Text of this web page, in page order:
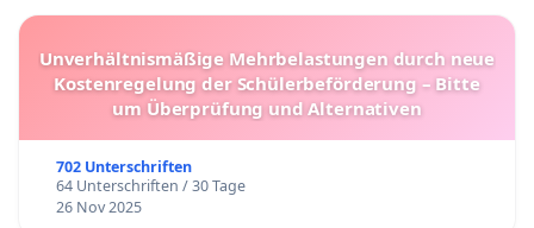
Unverhältnismäßige Mehrbelastungen durch neue
Kostenregelung der Schülerbeförderung – Bitte
um Überprüfung und Alternativen
702 Unterschriften
64 Unterschriften / 30 Tage
26 Nov 2025